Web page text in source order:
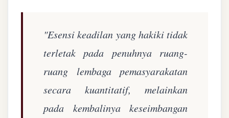
"Esensi keadilan yang hakiki tidak
terletak pada penuhnya ruang-
ruang lembaga pemasyarakatan
secara kuantitatif, melainkan
pada kembalinya keseimbangan